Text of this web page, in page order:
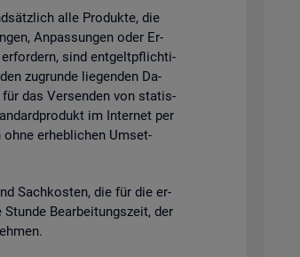
alle Pro­duk­te, die
An­pas­sun­gen oder Er­
er­for­dern, sind ent­gelt­pflich­ti­
zu­grun­de lie­gen­den Da­
für das Ver­sen­den von sta­tis­
im In­ter­net per
ohne er­heb­li­chen Um­set­
Sach­kos­ten, die für die er­
Be­ar­bei­tungs­zeit, der